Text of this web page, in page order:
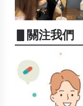
▋關注我們